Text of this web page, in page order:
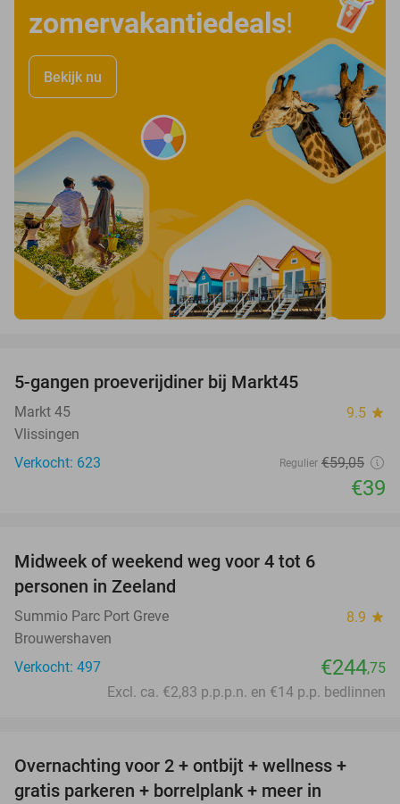
zomervakantiedeals!
Bekijk nu
5-gangen proeverijdiner bij Markt45
Markt 45 9.5 star
Vlissingen
Verkocht: 623
Regulier €59,05
€39
Midweek of weekend weg voor 4 tot 6
personen in Zeeland
Summio Parc Port Greve 8.9 star
Brouwershaven
Verkocht: 497
€244,75
Excl. ca. €2,83 p.p.p.n. en €14 p.p. bedlinnen
33%
Overnachting voor 2 + ontbijt + wellness +
gratis parkeren + borrelplank + meer in